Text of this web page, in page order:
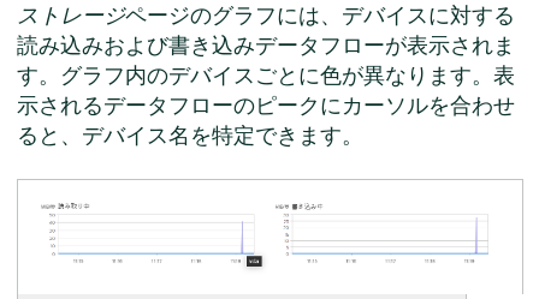
ストレージページのグラフには、デバイスに対する
読み込みおよび書き込みデータフローが表示されま
す。グラフ内のデバイスごとに色が異なります。表
示されるデータフローのピークにカーソルを合わせ
ると、デバイス名を特定できます。